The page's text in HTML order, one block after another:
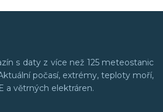
s daty z více než 125 meteostanic
počasí, extrémy, teploty moří,
a větrných elektráren.